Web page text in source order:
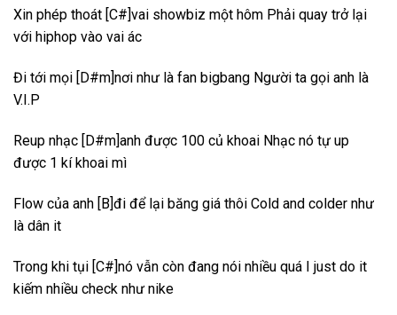
Xin phép thoát [C#]vai showbiz một hôm Phải quay trở lại
với hiphop vào vai ác
Đi tới mọi [D#m]nơi như là fan bigbang Người ta gọi anh là
V.I.P
Reup nhạc [D#m]anh được 100 củ khoai Nhạc nó tự up
được 1 kí khoai mì
Flow của anh [B]đi để lại băng giá thôi Cold and colder như
là dân it
Trong khi tụi [C#]nó vẫn còn đang nói nhiều quá I just do it
kiếm nhiều check như nike